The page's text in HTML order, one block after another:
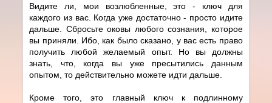
Видите ли, мои возлюбленные, это - ключ для
каждого из вас. Когда уже достаточно - просто идите
дальше. Сбросьте оковы любого сознания, которое
вы приняли. Ибо, как было сказано, у вас есть право
получить любой желаемый опыт. Но вы должны
знать, что, когда вы уже пресытились данным
опытом, то действительно можете идти дальше.
Кроме того, это главный ключ к подлинному